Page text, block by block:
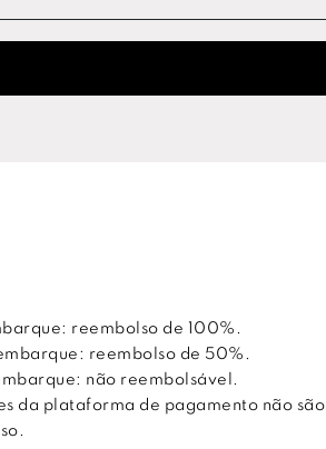
reembolso de 100%.
reembolso de 50%.
não reembolsável.
da plataforma de pagamento não são